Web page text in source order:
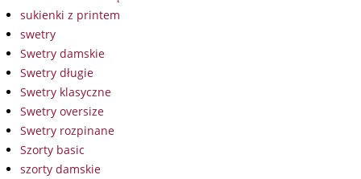
sukienki z printem
swetry
Swetry damskie
Swetry długie
Swetry klasyczne
Swetry oversize
Swetry rozpinane
Szorty basic
szorty damskie